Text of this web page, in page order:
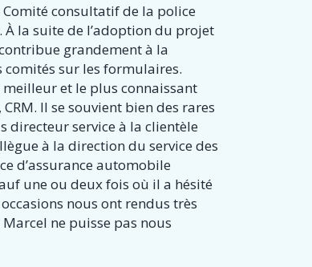
Comité consultatif de la police
la suite de l’adoption du projet
grandement à la
sur les formulaires.
meilleur et le plus connaissant
Il se souvient bien des rares
directeur service à la clientèle
à la direction du service des
d’assurance automobile
une ou deux fois où il a hésité
nous ont rendus très
ne puisse pas nous